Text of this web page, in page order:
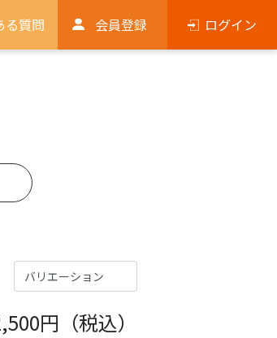
る質問 会員登録 ログイン
円（税込）